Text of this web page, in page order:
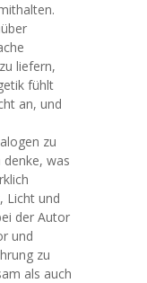
liefern,
fühlt
an, und
zu
was
Licht und
der Autor
und
zu
als auch